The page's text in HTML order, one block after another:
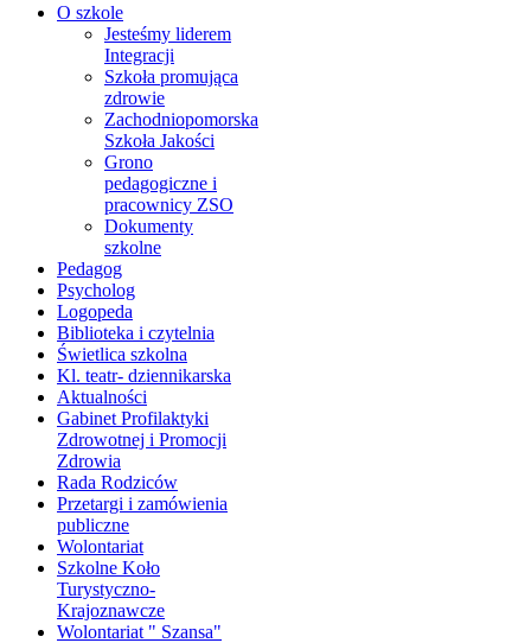
O szkole
Jesteśmy liderem
Integracji
Szkoła promująca
zdrowie
Zachodniopomorska
Szkoła Jakości
Grono
pedagogiczne i
pracownicy ZSO
Dokumenty
szkolne
Pedagog
Psycholog
Logopeda
Biblioteka i czytelnia
Świetlica szkolna
Kl. teatr- dziennikarska
Aktualności
Gabinet Profilaktyki
Zdrowotnej i Promocji
Zdrowia
Rada Rodziców
Przetargi i zamówienia
publiczne
Wolontariat
Szkolne Koło
Turystyczno-
Krajoznawcze
Wolontariat " Szansa"